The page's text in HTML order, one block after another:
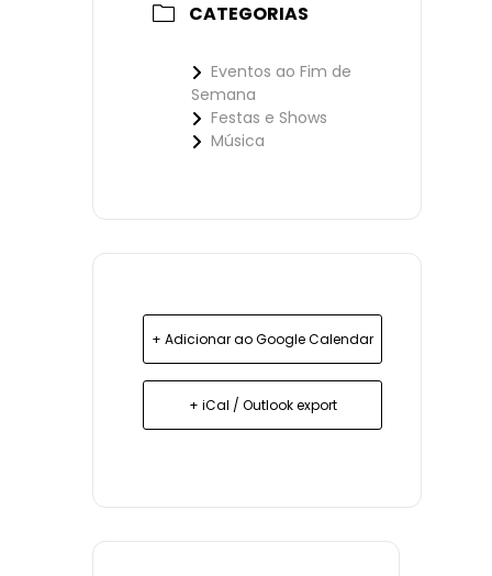
CATEGORIAS
Eventos ao Fim de
Semana
Festas e Shows
Música
+ Adicionar ao Google Calendar
+ iCal / Outlook export